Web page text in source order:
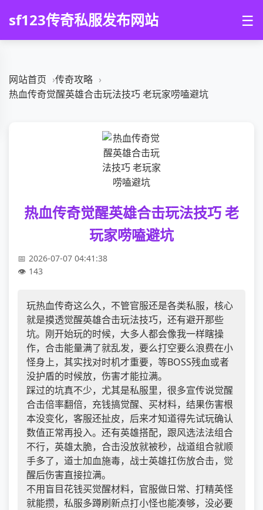
sf123传奇私服发布网站 ☰
网站首页
传奇攻略
热血传奇觉醒英雄合击玩法技巧 老玩家唠嗑避坑
热血传奇觉醒英雄合击玩法技巧 老
玩家唠嗑避坑
2026-07-07 04:41:38
143
玩热血传奇这么久，不管官服还是各类私服，核心
就是摸透觉醒英雄合击玩法技巧，还有避开那些
坑。刚开始玩的时候，大多人都会像我一样瞎操
作，合击能量满了就乱发，要么打空要么浪费在小
怪身上，其实找对时机才重要，等BOSS残血或者
没护盾的时候放，伤害才能拉满。
踩过的坑真不少，尤其是私服里，很多宣传说觉醒
合击倍率翻倍，充钱搞觉醒、买材料，结果伤害根
本没变化，客服还扯皮，后来才知道得先试玩确认
数值正常再投入。还有英雄搭配，跟风选法法组合
不行，英雄太脆，合击没放就被秒，战道组合就顺
手多了，道士加血施毒，战士英雄扛伤放合击，觉
醒后伤害直接拉满。
不用盲目花钱买觉醒材料，官服做日常、打精英怪
就能攒，私服多蹲刷新点打小怪也能凑够，没必要